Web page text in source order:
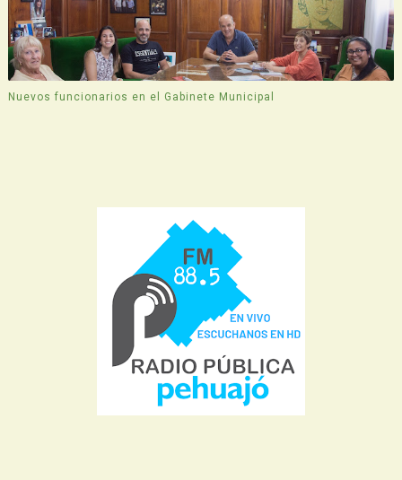
Nuevos funcionarios en el Gabinete Municipal